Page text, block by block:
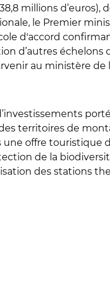
millions d’euros),
le Premier
d'accord
d’autres échelons
au ministère de
territoires de
offre touristique
de la
des stations